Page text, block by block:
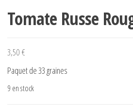
Tomate Russe
3,50 €
Paquet de 33 graines
9 en stock